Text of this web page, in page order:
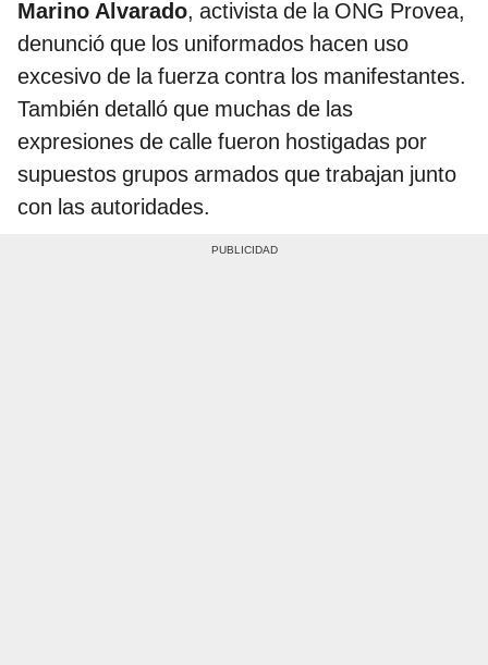
Marino Alvarado, activista de la ONG Provea,
denunció que los uniformados hacen uso
excesivo de la fuerza contra los manifestantes.
También detalló que muchas de las
expresiones de calle fueron hostigadas por
supuestos grupos armados que trabajan junto
con las autoridades.